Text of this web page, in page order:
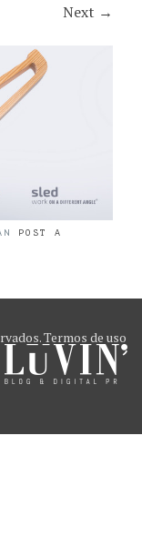
Next →
POST A
Termos de uso